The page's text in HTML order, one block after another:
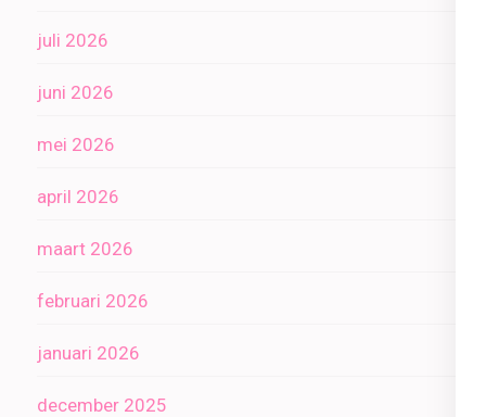
juli 2026
juni 2026
mei 2026
april 2026
maart 2026
februari 2026
januari 2026
december 2025